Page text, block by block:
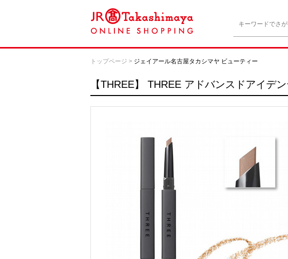
トップページ > ジェイアール名古屋タカシマヤ ビューティー
【THREE】 THREE アドバンスドアイデ